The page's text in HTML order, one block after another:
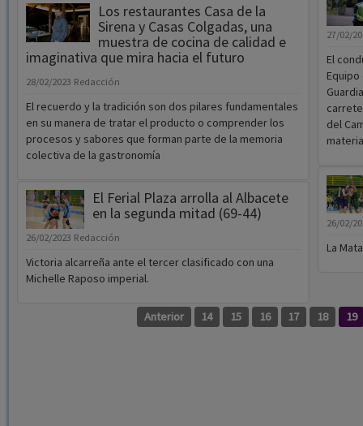
Los restaurantes Casa de la
Sirena y Casas Colgadas, una
muestra de cocina de calidad e
imaginativa que mira hacia el futuro
28/02/2023 Redacción
El recuerdo y la tradición son dos pilares fundamentales
en su manera de tratar el producto o comprender los
procesos y sabores que forman parte de la memoria
colectiva de la gastronomía
El Ferial Plaza arrolla al Albacete
en la segunda mitad (69-44)
26/02/2023 Redacción
Victoria alcarreña ante el tercer clasificado con una
Michelle Raposo imperial.
27/02/
El
del
26/02/
La
Anterior 14 15 16 17 18 19